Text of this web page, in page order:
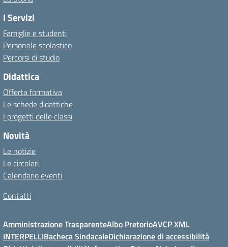
I Servizi
Famiglie e studenti
Personale scolastico
Percorsi di studio
Didattica
Offerta formativa
Le schede didattiche
I progetti delle classi
Novità
Le notizie
Le circolari
Calendario eventi
Contatti
Amministrazione TrasparenteAlbo PretorioAVCP XML
INTERPELLIBacheca SindacaleDichiarazione di accessibilità